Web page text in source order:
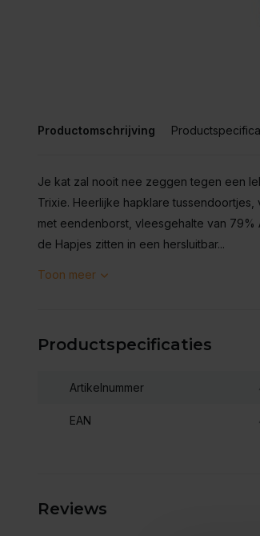
Productomschrijving
Je kat zal nooit nee zeggen tegen een
Trixie. Heerlijke hapklare
met eendenborst, vleesgehalte van 79%
de Hapjes zitten in een hersluitbar...
Toon meer
Productspecificaties
Artikelnummer
EAN
Reviews